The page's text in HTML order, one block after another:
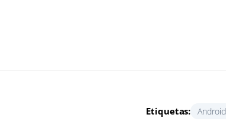
Etiquetas: Android